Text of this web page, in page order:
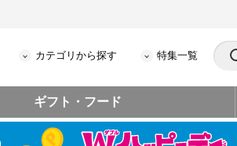
カテゴリから探す 特集一覧
ギフト・フード